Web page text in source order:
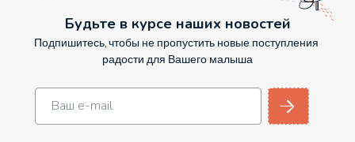
Будьте в курсе наших новостей
Подпишитесь, чтобы не пропустить новые поступления
радости для Вашего малыша